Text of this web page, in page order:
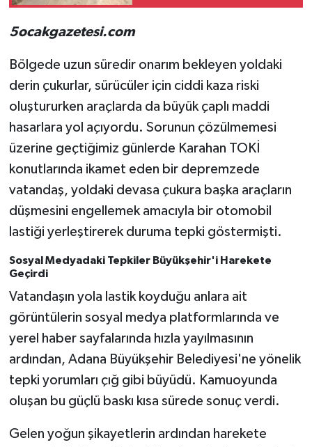
5ocakgazetesi.com
Bölgede uzun süredir onarım bekleyen yoldaki
derin çukurlar, sürücüler için ciddi kaza riski
oluştururken araçlarda da büyük çaplı maddi
hasarlara yol açıyordu. Sorunun çözülmemesi
üzerine geçtiğimiz günlerde Karahan TOKİ
konutlarında ikamet eden bir depremzede
vatandaş, yoldaki devasa çukura başka araçların
düşmesini engellemek amacıyla bir otomobil
lastiği yerleştirerek duruma tepki göstermişti.
Sosyal Medyadaki Tepkiler Büyükşehir'i Harekete
Geçirdi
Vatandaşın yola lastik koyduğu anlara ait
görüntülerin sosyal medya platformlarında ve
yerel haber sayfalarında hızla yayılmasının
ardından, Adana Büyükşehir Belediyesi'ne yönelik
tepki yorumları çığ gibi büyüdü. Kamuoyunda
oluşan bu güçlü baskı kısa sürede sonuç verdi.
Gelen yoğun şikayetlerin ardından harekete